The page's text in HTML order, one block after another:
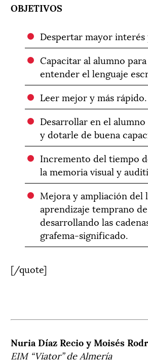
OBJETIVOS
Despertar mayor
Capacitar al alumno
entender el lenguaje
Leer mejor y más rápido.
Desarrollar en el
y dotarle de buena
Incremento del tiempo
la memoria visual y
Mejora y ampliación del
aprendizaje temprano
desarrollando las
grafema-significado.
[/quote]
Nuria Díaz Recio y Moisés
EIM “Viator” de Almería